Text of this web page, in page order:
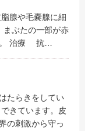
腺や毛嚢腺に細
ぶたの一部が赤
。 治療 抗…
たらきをしてい
きています。皮
の刺激から守っ